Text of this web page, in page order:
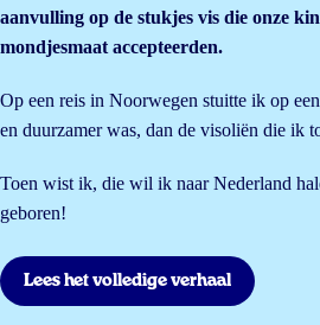
aanvulling op de stukjes vis die onze
mondjesmaat accepteerden.
Op een reis in Noorwegen stuitte ik op
en duurzamer was, dan de visoliën die ik
Toen wist ik, die wil ik naar Nederland
geboren!
Lees het volledige verhaal